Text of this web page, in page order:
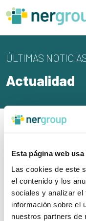
Esta página web
Las cookies de este
el contenido y los
sociales y analizar el
información sobre el
nuestros partners de
Skip
to
ÚLTIMAS
Actualidad
Nothing
It seems we can’t find
Search
for: